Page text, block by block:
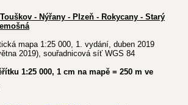
- Nýřany - Plzeň - Rokycany - Starý
mapa 1:25 000, 1. vydání, duben 2019
2019), souřadnicová síť WGS 84
1:25 000, 1 cm na mapě = 250 m ve